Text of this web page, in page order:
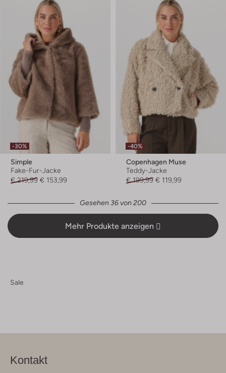
-30%
Simple
Fake-Fur-Jacke
€ 219,99 € 153,99
-40%
Copenhagen Muse
Teddy-Jacke
€ 199,99 € 119,99
Gesehen 36 von 200
Mehr Produkte anzeigen
Sale
Kontakt